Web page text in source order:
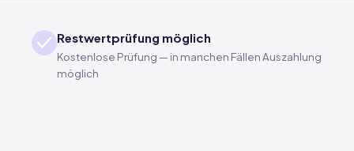
Restwertprüfung möglich
Kostenlose Prüfung — in manchen Fällen Auszahlung
möglich